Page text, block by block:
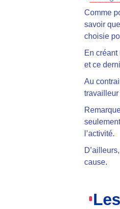
Comme
savoir
choisie
En
et ce
Au
l’activité.
cause.